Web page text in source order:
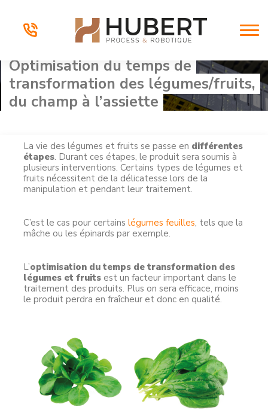
Optimisation du temps de
transformation des légumes/fruits,
du champ à l’assiette
La vie des légumes et fruits se passe en différentes
étapes. Durant ces étapes, le produit sera soumis à
plusieurs interventions. Certains types de légumes et
fruits nécessitent de la délicatesse lors de la
manipulation et pendant leur traitement.
C’est le cas pour certains légumes feuilles, tels que la
mâche ou les épinards par exemple.
L’optimisation du temps de transformation des
légumes et fruits est un facteur important dans le
traitement des produits. Plus on sera efficace, moins
le produit perdra en fraîcheur et donc en qualité.